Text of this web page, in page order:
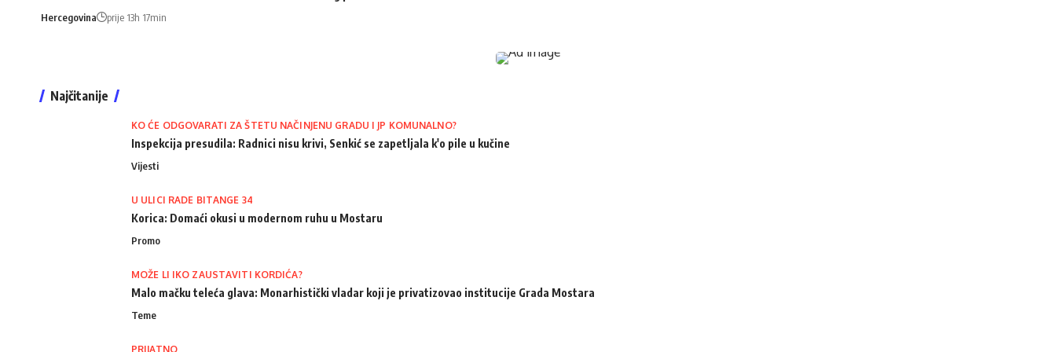
Hercegovina prije 13h 17min
Najčitanije
KO ĆE ODGOVARATI ZA ŠTETU NAČINJENU GRADU I JP KOMUNALNO?
Inspekcija presudila: Radnici nisu krivi, Senkić se zapetljala k'o pile u kučine
Vijesti
U ULICI RADE BITANGE 34
Korica: Domaći okusi u modernom ruhu u Mostaru
Promo
MOŽE LI IKO ZAUSTAVITI KORDIĆA?
Malo mačku teleća glava: Monarhistički vladar koji je privatizovao institucije Grada Mostara
Teme
PRIJATNO